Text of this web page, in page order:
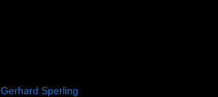
Gerhard Sperling